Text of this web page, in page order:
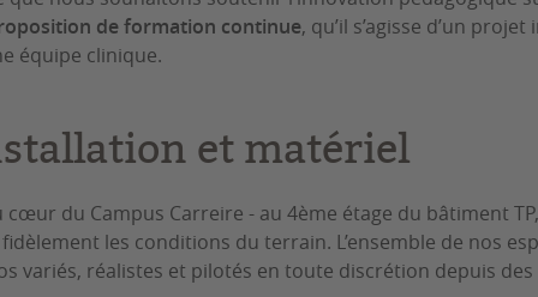
de formation continue, qu’il s’agisse d’un
équipe clinique.
et matériel
cœur du Campus Carreire - au 4ème étage du bâtiment
les conditions du terrain. L’ensemble de nos
variés, réalistes et pilotés en toute discrétion depuis des